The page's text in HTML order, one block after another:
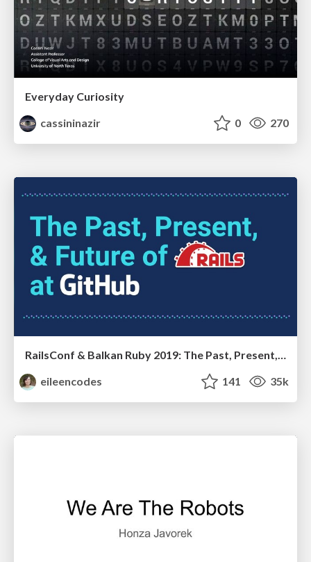
Everyday Curiosity
cassininazir
0 270
RailsConf & Balkan Ruby 2019: The Past, Present, and Future of Rails at GitHub
eileencodes
141 35k